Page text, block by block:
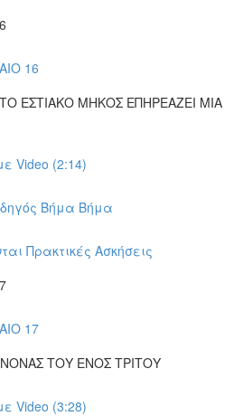
16
ΕΣΤΙΑΚΟ ΜΗΚΟΣ ΕΠΗΡΕΑΖΕΙ ΜΙΑ
Video (2:14)
Βήμα Βήμα
Πρακτικές Ασκήσεις
17
ΤΟΥ ΕΝΟΣ ΤΡΙΤΟΥ
Video (3:28)